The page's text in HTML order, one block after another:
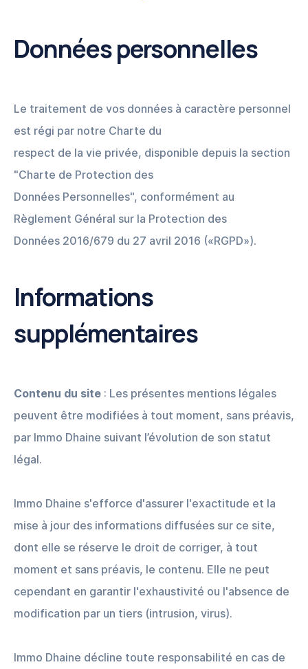
Données personnelles
Le traitement de vos données à caractère personnel
est régi par notre Charte du
respect de la vie privée, disponible depuis la section
"Charte de Protection des
Données Personnelles", conformément au
Règlement Général sur la Protection des
Données 2016/679 du 27 avril 2016 («RGPD»).
Informations
supplémentaires
Contenu du site : Les présentes mentions légales
peuvent être modifiées à tout moment, sans préavis,
par Immo Dhaine suivant l’évolution de son statut
légal.
Immo Dhaine s'efforce d'assurer l'exactitude et la
mise à jour des informations diffusées sur ce site,
dont elle se réserve le droit de corriger, à tout
moment et sans préavis, le contenu. Elle ne peut
cependant en garantir l'exhaustivité ou l'absence de
modification par un tiers (intrusion, virus).
Immo Dhaine décline toute responsabilité en cas de